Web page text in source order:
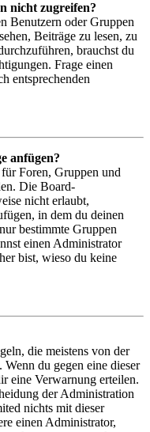
nicht zugreifen?
Benutzern oder Gruppen
Beiträge zu lesen, zu
brauchst du
Frage einen
entsprechenden
anfügen?
Foren, Gruppen und
Die Board-
nicht erlaubt,
in dem du deinen
bestimmte Gruppen
einen Administrator
bist, wieso du keine
die meistens von der
du gegen eine dieser
eine Verwarnung erteilen.
der Administration
nichts mit dieser
einen Administrator,